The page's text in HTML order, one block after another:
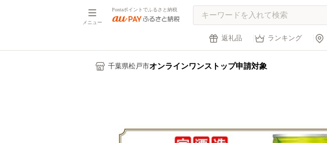
メニュー
Pontaポイントでふるさと納税
返礼品 ランキング
千葉県松戸市オンラインワンストップ申請対象